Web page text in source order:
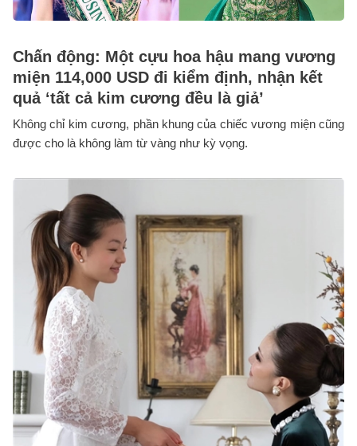
Chấn động: Một cựu hoa hậu mang vương
miện 114,000 USD đi kiểm định, nhận kết
quả ‘tất cả kim cương đều là giả’
Không chỉ kim cương, phần khung của chiếc vương miện cũng
được cho là không làm từ vàng như kỳ vọng.